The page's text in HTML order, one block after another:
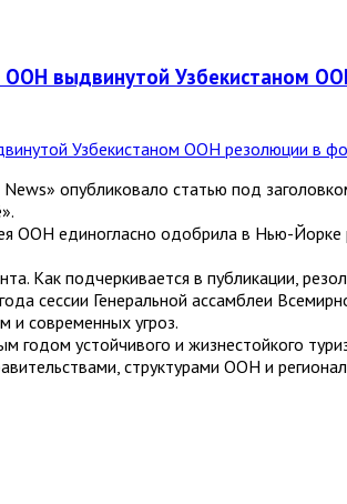
ООН выдвинутой Узбекистаном
опубликовало статью под
ООН единогласно одобрила в Нью-
Как подчеркивается в публикации,
сессии Генеральной ассамблеи
и современных угроз.
устойчивого и жизнестойкого
структурами ООН и